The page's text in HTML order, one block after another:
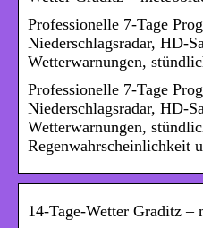
Professionelle 7-Tage
Niederschlagsradar, HD-
Wetterwarnungen,
Professionelle 7-Tage
Niederschlagsradar, HD-
Wetterwarnungen,
Regenwahrscheinlichkeit
14-Tage-Wetter Graditz –